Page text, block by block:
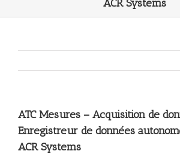
ACR Systems
ATC Mesures – Acquisition de
Enregistreur de données
ACR Systems